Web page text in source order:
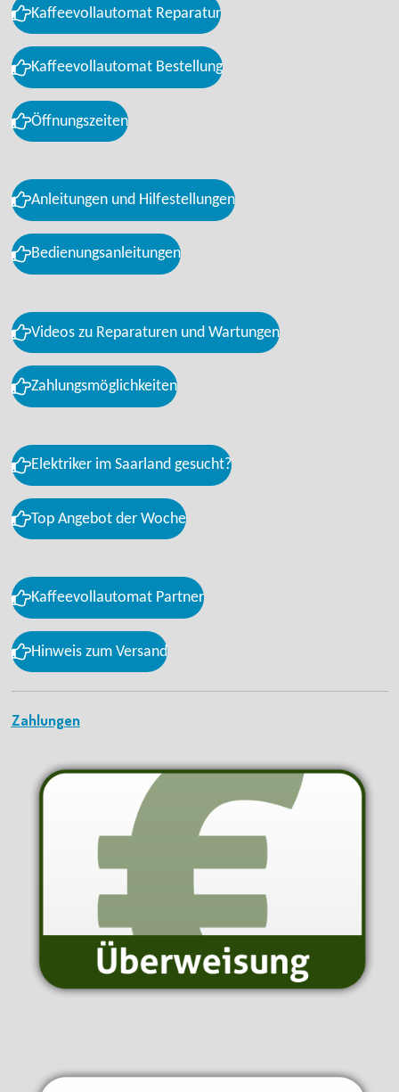
Kaffeevollautomat Reparatur
Kaffeevollautomat Bestellung
Öffnungszeiten
Anleitungen und Hilfestellungen
Bedienungsanleitungen
Videos zu Reparaturen und Wartungen
Zahlungsmöglichkeiten
Elektriker im Saarland gesucht?
Top Angebot der Woche
Kaffeevollautomat Partner
Hinweis zum Versand
Zahlungen